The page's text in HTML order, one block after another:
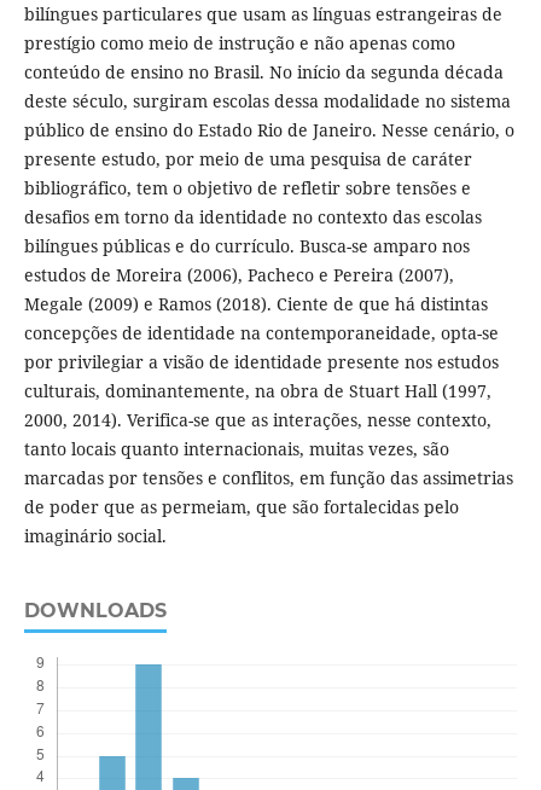
bilíngues particulares que usam as línguas estrangeiras de
prestígio como meio de instrução e não apenas como
conteúdo de ensino no Brasil. No início da segunda década
deste século, surgiram escolas dessa modalidade no sistema
público de ensino do Estado Rio de Janeiro. Nesse cenário, o
presente estudo, por meio de uma pesquisa de caráter
bibliográfico, tem o objetivo de refletir sobre tensões e
desafios em torno da identidade no contexto das escolas
bilíngues públicas e do currículo. Busca-se amparo nos
estudos de Moreira (2006), Pacheco e Pereira (2007),
Megale (2009) e Ramos (2018). Ciente de que há distintas
concepções de identidade na contemporaneidade, opta-se
por privilegiar a visão de identidade presente nos estudos
culturais, dominantemente, na obra de Stuart Hall (1997,
2000, 2014). Verifica-se que as interações, nesse contexto,
tanto locais quanto internacionais, muitas vezes, são
marcadas por tensões e conflitos, em função das assimetrias
de poder que as permeiam, que são fortalecidas pelo
imaginário social.
DOWNLOADS